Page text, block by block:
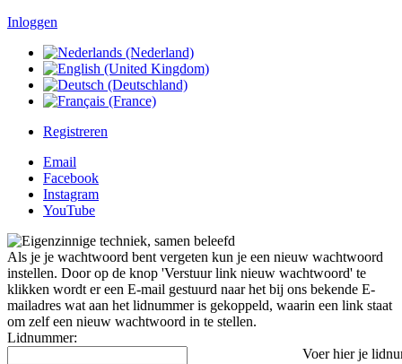
Inloggen
Registreren
Email
Facebook
Instagram
YouTube
Als je je wachtwoord bent vergeten kun je een nieuw wachtwoord
instellen. Door op de knop 'Verstuur link nieuw wachtwoord' te
klikken wordt er een E-mail gestuurd naar het bij ons bekende E-
mailadres wat aan het lidnummer is gekoppeld, waarin een link staat
om zelf een nieuw wachtwoord in te stellen.
Lidnummer:
Voer hier je